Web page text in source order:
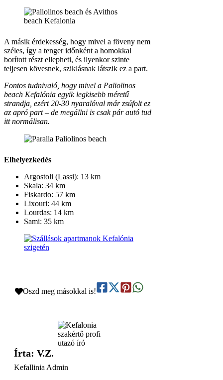
A másik érdekesség, hogy mivel a föveny nem
széles, így a tenger időnként a homokkal
borított részt ellepheti, és ilyenkor szinte
teljesen kövesnek, sziklásnak látszik ez a part.
Fontos tudnivaló, hogy mivel a Paliolinos
beach Kefalónia egyik legkisebb méretű
strandja, ezért 20-30 nyaralóval már zsúfolt ez
az apró part – de megállni is csak pár autó tud
itt normálisan.
Elhelyezkedés
Argostoli (Lassi): 13 km
Skala: 34 km
Fiskardo: 57 km
Lixouri: 44 km
Lourdas: 14 km
Sami: 35 km
Oszd meg másokkal is!
Írta: V.Z.
Kefallinia Admin